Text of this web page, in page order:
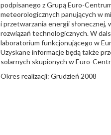
podpisanego z Grupą Euro-
meteorologicznych panujących w
i przetwarzania energii
rozwiązań technologicznych. W
laboratorium funkcjonującego w
Uzyskane informacje będą także
solarnych skupionych w Euro-
Okres realizacji: Grudzień 2008